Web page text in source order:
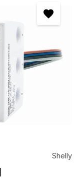
Sternen
Shelly